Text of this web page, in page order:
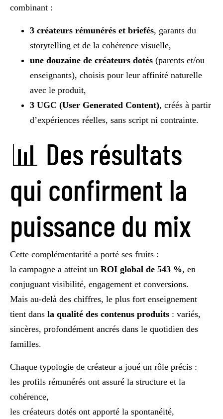
combinant :
3 créateurs rémunérés et briefés, garants du
storytelling et de la cohérence visuelle,
une douzaine de créateurs dotés (parents et/ou
enseignants), choisis pour leur affinité naturelle
avec le produit,
3 UGC (User Generated Content), créés à partir
d’expériences réelles, sans script ni contrainte.
📊 Des résultats
qui confirment la
puissance du mix
Cette complémentarité a porté ses fruits :
la campagne a atteint un ROI global de 543 %, en
conjuguant visibilité, engagement et conversions.
Mais au-delà des chiffres, le plus fort enseignement
tient dans la qualité des contenus produits : variés,
sincères, profondément ancrés dans le quotidien des
familles.
Chaque typologie de créateur a joué un rôle précis :
les profils rémunérés ont assuré la structure et la
cohérence,
les créateurs dotés ont apporté la spontanéité,